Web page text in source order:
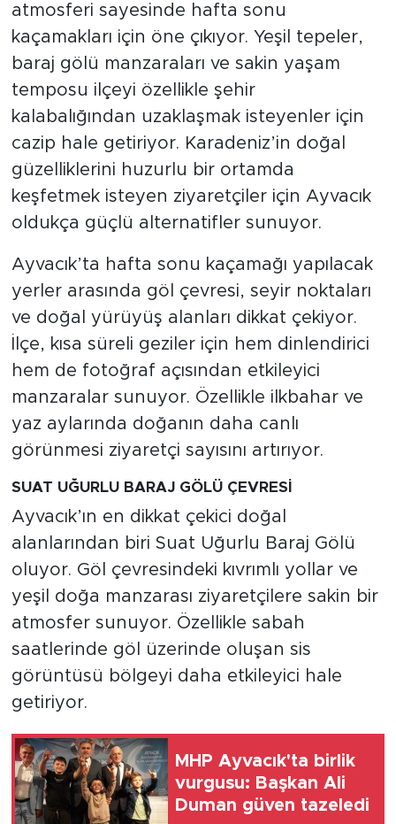
atmosferi sayesinde hafta sonu
kaçamakları için öne çıkıyor. Yeşil tepeler,
baraj gölü manzaraları ve sakin yaşam
temposu ilçeyi özellikle şehir
kalabalığından uzaklaşmak isteyenler için
cazip hale getiriyor. Karadeniz’in doğal
güzelliklerini huzurlu bir ortamda
keşfetmek isteyen ziyaretçiler için Ayvacık
oldukça güçlü alternatifler sunuyor.
Ayvacık’ta hafta sonu kaçamağı yapılacak
yerler arasında göl çevresi, seyir noktaları
ve doğal yürüyüş alanları dikkat çekiyor.
İlçe, kısa süreli geziler için hem dinlendirici
hem de fotoğraf açısından etkileyici
manzaralar sunuyor. Özellikle ilkbahar ve
yaz aylarında doğanın daha canlı
görünmesi ziyaretçi sayısını artırıyor.
SUAT UĞURLU BARAJ GÖLÜ ÇEVRESİ
Ayvacık’ın en dikkat çekici doğal
alanlarından biri Suat Uğurlu Baraj Gölü
oluyor. Göl çevresindeki kıvrımlı yollar ve
yeşil doğa manzarası ziyaretçilere sakin bir
atmosfer sunuyor. Özellikle sabah
saatlerinde göl üzerinde oluşan sis
görüntüsü bölgeyi daha etkileyici hale
getiriyor.
MHP Ayvacık'ta birlik
vurgusu: Başkan Ali
Duman güven tazeledi